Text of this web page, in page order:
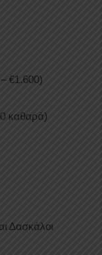
€1.600)
καθαρά)
Δασκάλοι